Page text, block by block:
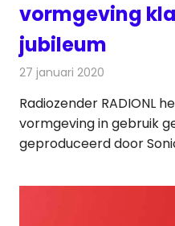
vormgeving
jubileum
27 januari 2020
Radiozender RADIONL
vormgeving in gebruik
geproduceerd door